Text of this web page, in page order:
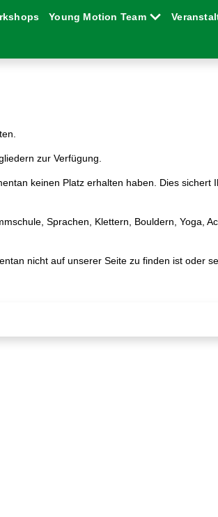
Young Motion Team
zur Verfügung.
keinen Platz erhalten haben. Dies
Sprachen, Klettern, Bouldern, Yoga,
nicht auf unserer Seite zu finden ist oder